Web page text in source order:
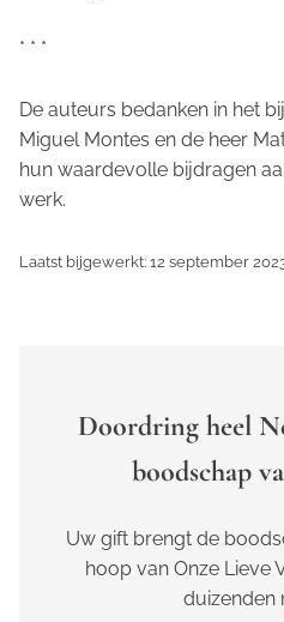
* * *
De auteurs bedanken in het
Miguel Montes en de heer
hun waardevolle bijdragen
werk.
Laatst bijgewerkt: 12 september
Doordring heel
boodschap
Uw gift brengt de
hoop van Onze Lieve
duizenden